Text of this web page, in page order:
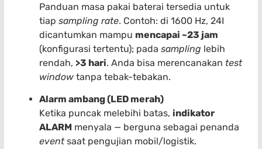
Panduan masa pakai baterai tersedia untuk
tiap sampling rate. Contoh: di 1600 Hz, 24I
dicantumkan mampu mencapai ~23 jam
(konfigurasi tertentu); pada sampling lebih
rendah, >3 hari. Anda bisa merencanakan test
window tanpa tebak-tebakan.
Alarm ambang (LED merah)
Ketika puncak melebihi batas, indikator
ALARM menyala — berguna sebagai penanda
eventsaat pengujian mobil/logistik.